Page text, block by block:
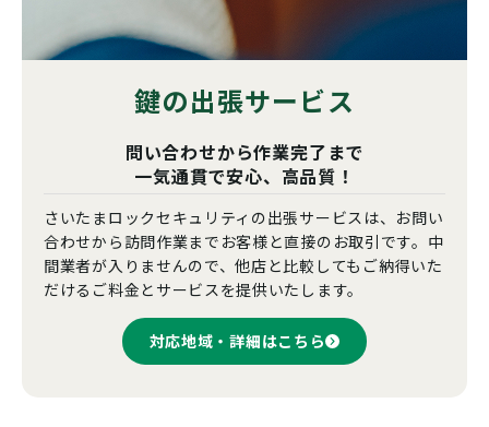
鍵の出張サービス
問い合わせから作業完了まで
一気通貫で安心、高品質！
さいたまロックセキュリティの出張サービスは、お問い
合わせから訪問作業までお客様と直接のお取引です。中
間業者が入りませんので、他店と比較してもご納得いた
だけるご料金とサービスを提供いたします。
対応地域・詳細はこちら